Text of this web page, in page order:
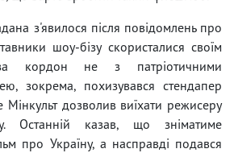
з'явилося після повідомлень про
шоу-бізу скористалися своїм
кордон не з патріотичними
зокрема, похизувався стендапер
дозволив виїхати режисеру
Останній казав, що зніматиме
про Україну, а насправді подався